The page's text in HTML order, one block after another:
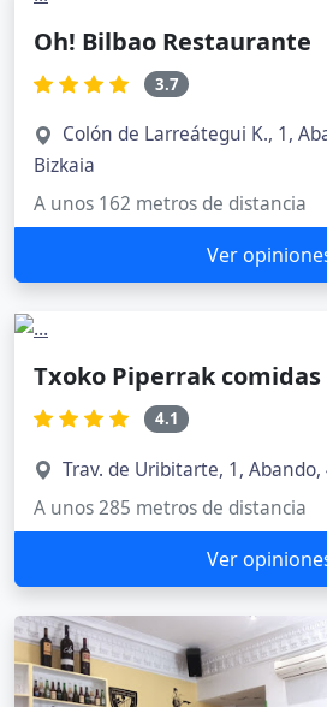
Oh! Bilbao Restaurante
3.7
Colón de Larreátegui K., 1,
Bizkaia
A unos 162 metros de distancia
Ver
Txoko Piperrak
4.1
Trav. de Uribitarte, 1,
A unos 285 metros de distancia
Ver